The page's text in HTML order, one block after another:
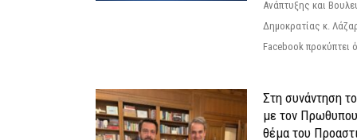
Ανάπτυξης και
Δημοκρατίας κ.
Facebook προκύπτει
Στη συνάντηση
με τον
θέμα του